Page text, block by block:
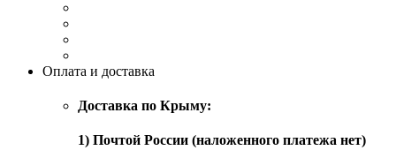
Оплата и доставка
Доставка по Крыму:
1) Почтой России (наложенного платежа нет)